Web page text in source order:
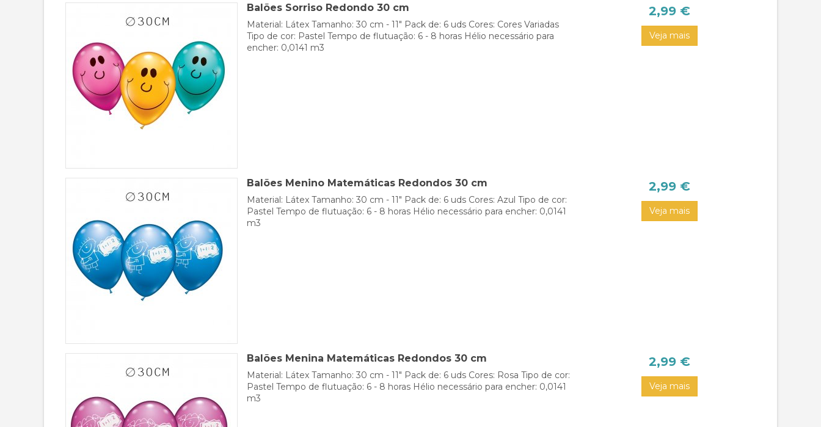
Balões Sorriso Redondo 30 cm
Material: Látex Tamanho: 30 cm - 11" Pack de: 6 uds Cores: Cores Variadas
Tipo de cor: Pastel Tempo de flutuação: 6 - 8 horas Hélio necessário para
encher: 0,0141 m3
2,99 €
Veja mais
Balões Menino Matemáticas Redondos 30 cm
Material: Látex Tamanho: 30 cm - 11" Pack de: 6 uds Cores: Azul Tipo de cor:
Pastel Tempo de flutuação: 6 - 8 horas Hélio necessário para encher: 0,0141
m3
2,99 €
Veja mais
Balões Menina Matemáticas Redondos 30 cm
Material: Látex Tamanho: 30 cm - 11" Pack de: 6 uds Cores: Rosa Tipo de cor:
Pastel Tempo de flutuação: 6 - 8 horas Hélio necessário para encher: 0,0141
m3
2,99 €
Veja mais